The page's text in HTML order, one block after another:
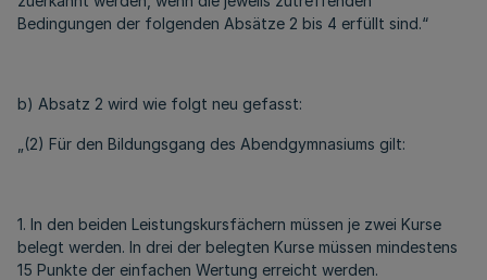
Bedingungen der folgenden Absätze 2 bis 4 erfüllt sind.“
b) Absatz 2 wird wie folgt neu gefasst:
„(2) Für den Bildungsgang des Abendgymnasiums gilt:
1. In den beiden Leistungskursfächern müssen je zwei Kurse
belegt werden. In drei der belegten Kurse müssen mindestens
15 Punkte der einfachen Wertung erreicht werden.